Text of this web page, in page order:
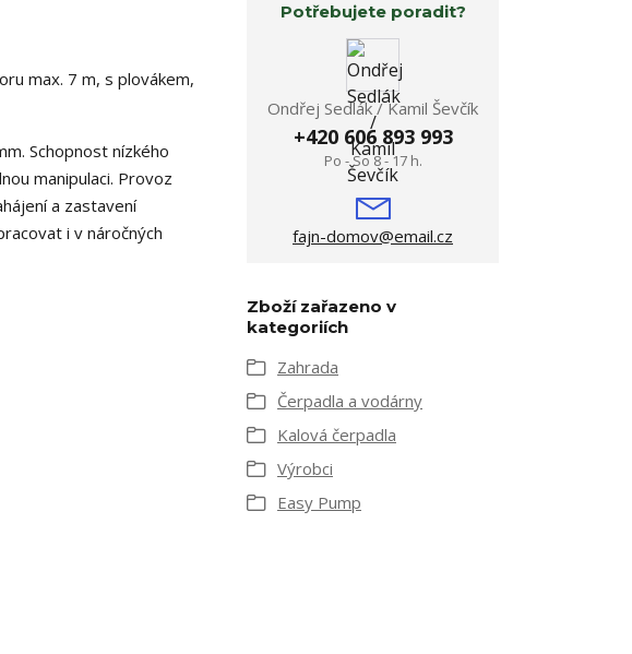
max. 7 m, s plovákem,
Schopnost nízkého
manipulaci. Provoz
a zastavení
i v náročných
Potřebujete poradit?
Ondřej Sedlák / Kamil Ševčík
+420 606 893 993
Po - So 8 - 17 h.
fajn-domov@email.cz
Zboží zařazeno v
kategoriích
Zahrada
Čerpadla a vodárny
Kalová čerpadla
Výrobci
Easy Pump